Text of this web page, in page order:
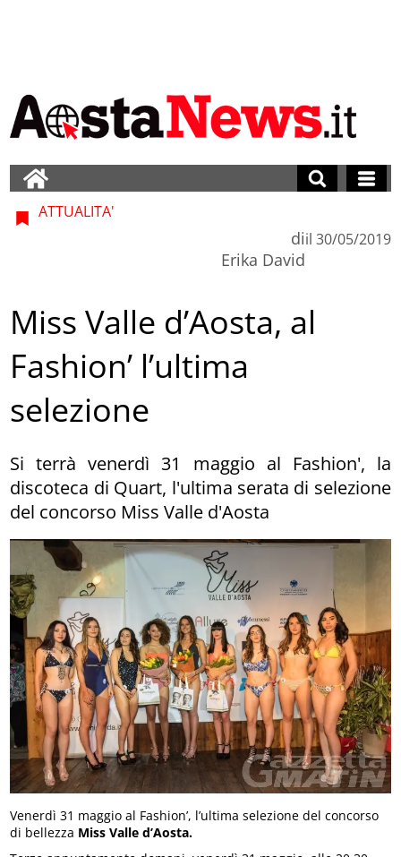
ATTUALITA'
di
Erika David
il 30/05/2019
Miss Valle d’Aosta, al
Fashion’ l’ultima
selezione
Si terrà venerdì 31 maggio al Fashion', la
discoteca di Quart, l'ultima serata di selezione
del concorso Miss Valle d'Aosta
Venerdì 31 maggio al Fashion’, l’ultima selezione del concorso
di bellezza Miss Valle d’Aosta.